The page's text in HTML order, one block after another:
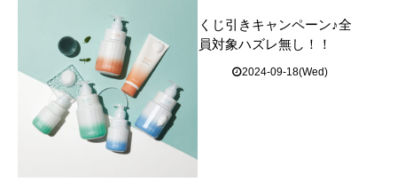
くじ引きキャンペーン♪全
員対象ハズレ無し！！
2024-09-18(Wed)